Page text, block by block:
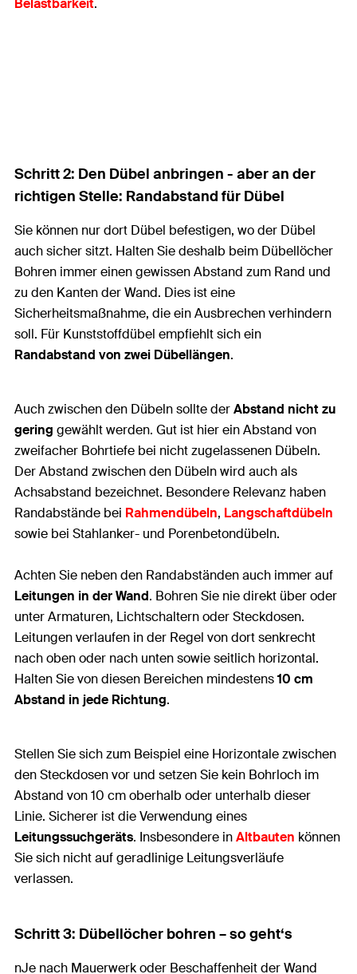
Belastbarkeit.
Schritt 2: Den Dübel anbringen - aber an der
richtigen Stelle: Randabstand für Dübel
Sie können nur dort Dübel befestigen, wo der Dübel
auch sicher sitzt. Halten Sie deshalb beim Dübellöcher
Bohren immer einen gewissen Abstand zum Rand und
zu den Kanten der Wand. Dies ist eine
Sicherheitsmaßnahme, die ein Ausbrechen verhindern
soll. Für Kunststoffdübel empfiehlt sich ein
Randabstand von zwei Dübellängen.
Auch zwischen den Dübeln sollte derAbstand nicht zu
gering gewählt werden. Gut ist hier ein Abstand von
zweifacher Bohrtiefe bei nicht zugelassenen Dübeln.
Der Abstand zwischen den Dübeln wird auch als
Achsabstand bezeichnet. Besondere Relevanz haben
Randabstände bei Rahmendübeln, Langschaftdübeln
sowie bei Stahlanker- und Porenbetondübeln.
Achten Sie neben den Randabständen auch immer auf
Leitungen in der Wand. Bohren Sie nie direkt über oder
unter Armaturen, Lichtschaltern oder Steckdosen.
Leitungen verlaufen in der Regel von dort senkrecht
nach oben oder nach unten sowie seitlich horizontal.
Halten Sie von diesen Bereichen mindestens10 cm
Abstand in jede Richtung.
Stellen Sie sich zum Beispiel eine Horizontale zwischen
den Steckdosen vor und setzen Sie kein Bohrloch im
Abstand von 10 cm oberhalb oder unterhalb dieser
Linie. Sicherer ist die Verwendung eines
Leitungssuchgeräts. Insbesondere inAltbauten können
Sie sich nicht auf geradlinige Leitungsverläufe
verlassen.
Schritt 3: Dübellöcher bohren – so geht‘s
nJe nach Mauerwerk oder Beschaffenheit der Wand